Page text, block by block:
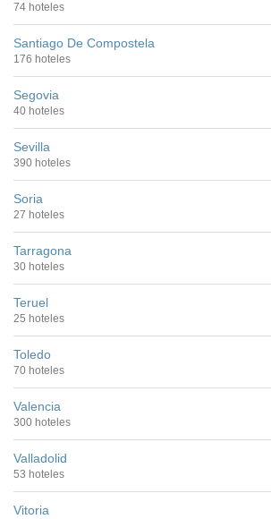
74 hoteles
Santiago De Compostela
176 hoteles
Segovia
40 hoteles
Sevilla
390 hoteles
Soria
27 hoteles
Tarragona
30 hoteles
Teruel
25 hoteles
Toledo
70 hoteles
Valencia
300 hoteles
Valladolid
53 hoteles
Vitoria